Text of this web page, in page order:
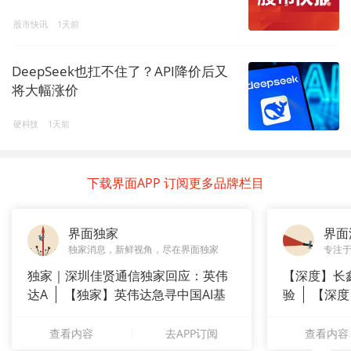
股市快讯 1天前
DeepSeek也扛不住了？API降价后又
将大幅涨价
硬科技 1天前
下载界面APP 订阅更多品牌栏目
界面独家
独家消息，新鲜视角，尽在界面独家
独家｜深圳佳贤通信独家回应：英伟
达A
【独家】英伟达急寻中国AI基
查看内容 去APP订阅
界
专注
【深度】
验
【深
查看内容